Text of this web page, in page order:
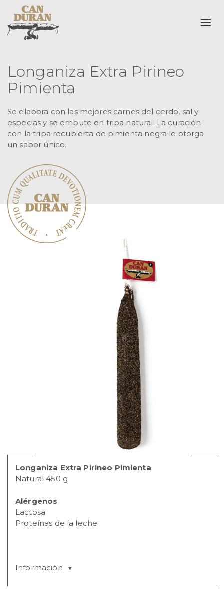
Longaniza Extra Pirineo
Pimienta
Se elabora con las mejores carnes del cerdo, sal y
especias y se embute en tripa natural. La curación
con la tripa recubierta de pimienta negra le otorga
un sabor único.
Longaniza Extra Pirineo Pimienta
Natural 450 g
Alérgenos
Lactosa
Proteínas de la leche
Información